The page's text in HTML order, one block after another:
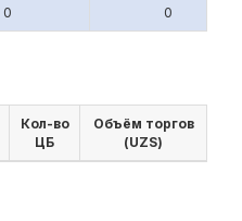
0 0
Кол-во
ЦБ
Объём торгов
(UZS)